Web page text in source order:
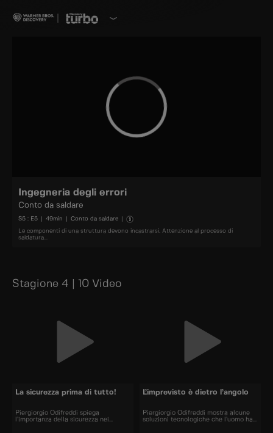
Ingegneria degli errori
Conto da saldare
S5 : E5 49min Conto da saldare
Le componenti di una struttura devono incastrarsi. Attenzione al processo di
saldatura...
Stagione 4 | 10 Video
La sicurezza prima di tutto!
Piergiorgio Odifreddi spiega
l’importanza della sicurezza nei
L’imprevisto è dietro l’angolo
Piergiorgio Odifreddi mostra alcune
soluzioni tecnologiche che l’uomo ha